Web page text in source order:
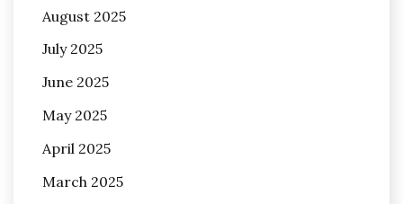
August 2025
July 2025
June 2025
May 2025
April 2025
March 2025